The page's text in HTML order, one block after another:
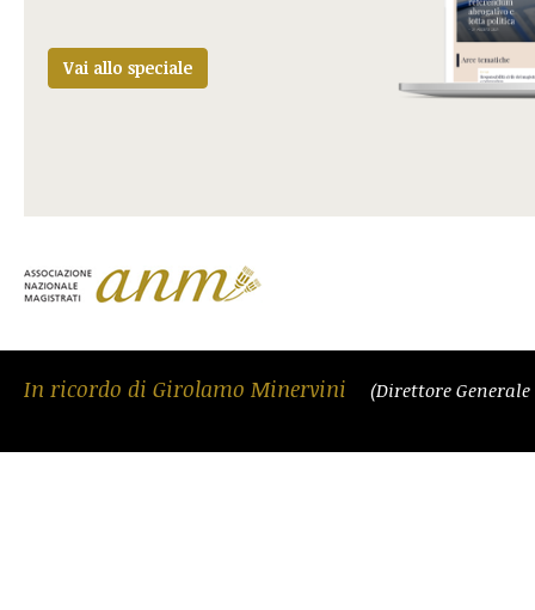
Vai allo speciale
In ricordo di Girolamo Minervini (Direttore